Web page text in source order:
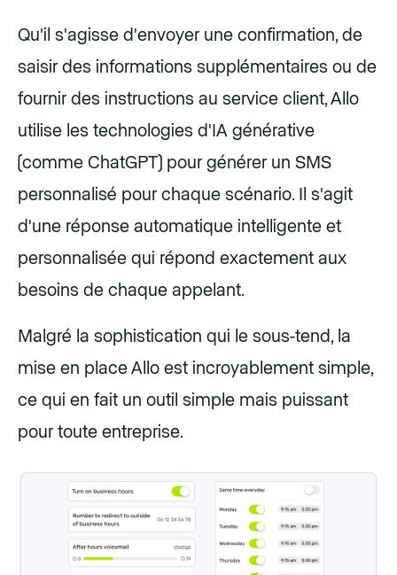
Qu'il s'agisse d'envoyer une confirmation, de
saisir des informations supplémentaires ou de
fournir des instructions au service client, Allo
utilise les technologies d'IA générative
(comme ChatGPT) pour générer un SMS
personnalisé pour chaque scénario. Il s'agit
d'une réponse automatique intelligente et
personnalisée qui répond exactement aux
besoins de chaque appelant.
Malgré la sophistication qui le sous-tend, la
mise en place Allo est incroyablement simple,
ce qui en fait un outil simple mais puissant
pour toute entreprise.